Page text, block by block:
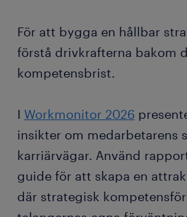
För att bygga en hållbar
förstå drivkrafterna bakom
kompetensbrist.
I Workmonitor 2026
insikter om medarbetarens
karriärvägar. Använd
guide för att skapa en
där strategisk